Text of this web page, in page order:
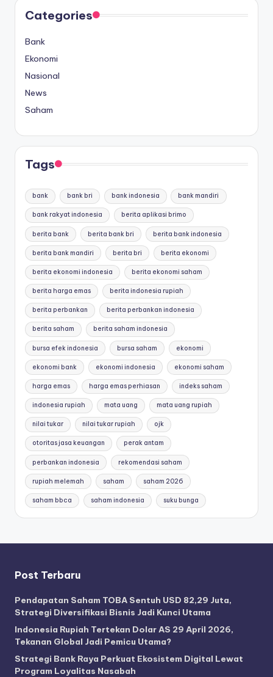
Categories
Bank
Ekonomi
Nasional
News
Saham
Tags
bank bank bri bank indonesia bank mandiri
bank rakyat indonesia berita aplikasi brimo
berita bank berita bank bri berita bank indonesia
berita bank mandiri berita bri berita ekonomi
berita ekonomi indonesia berita ekonomi saham
berita harga emas berita indonesia rupiah
berita perbankan berita perbankan indonesia
berita saham berita saham indonesia
bursa efek indonesia bursa saham ekonomi
ekonomi bank ekonomi indonesia ekonomi saham
harga emas harga emas perhiasan indeks saham
indonesia rupiah mata uang mata uang rupiah
nilai tukar nilai tukar rupiah ojk
otoritas jasa keuangan perak antam
perbankan indonesia rekomendasi saham
rupiah melemah saham saham 2026
saham bbca saham indonesia suku bunga
Post Terbaru
Pendapatan Saham TOBA Sentuh USD 82,29 Juta,
Strategi Diversifikasi Bisnis Jadi Kunci Utama
Indonesia Rupiah Tertekan Dolar AS 29 April 2026,
Tekanan Global Jadi Pemicu Utama?
Strategi Bank Raya Perkuat Ekosistem Digital Lewat
Program Loyalitas Nasabah